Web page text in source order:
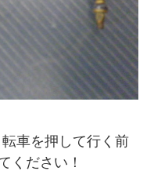
車を押して行く前
ください！